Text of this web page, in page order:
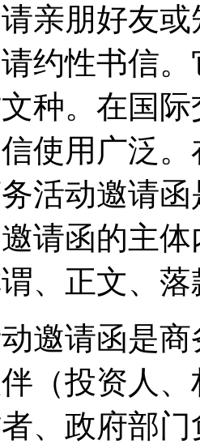
亲朋好友
约性书信
种。在国
使用广泛
活动邀请
请函的主
、正文、
邀请函是
（投资人
、政府部